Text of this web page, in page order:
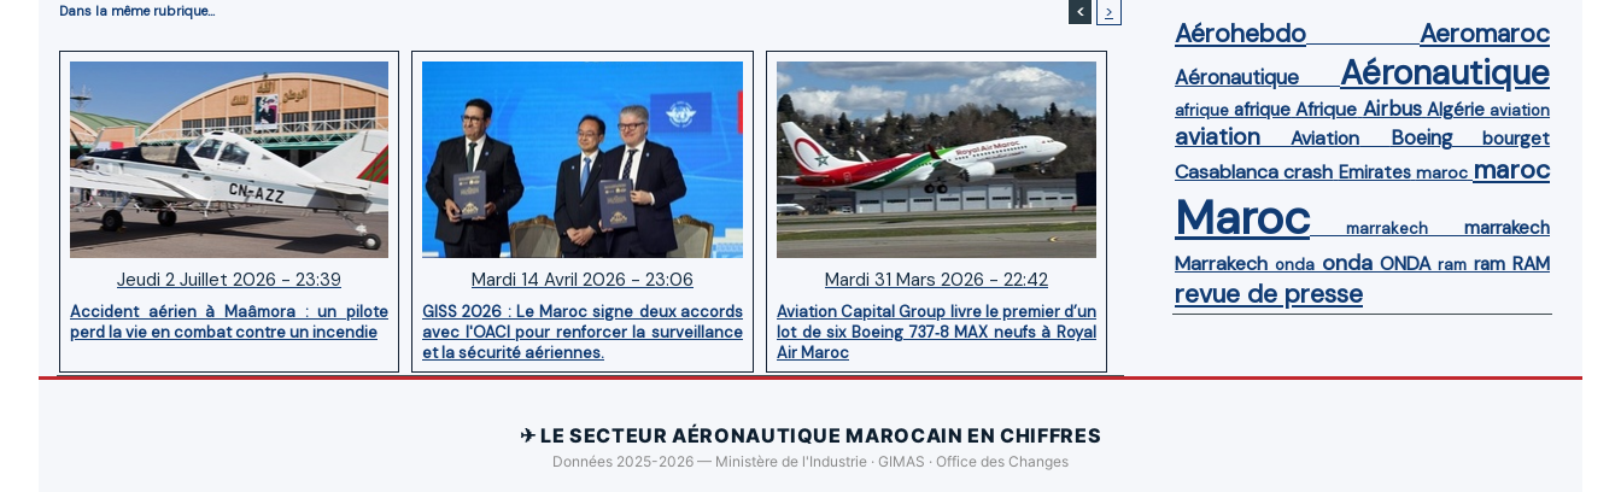
Dans la même rubrique... < >
Jeudi 2 Juillet 2026 - 23:39
Accident aérien à Maâmora : un pilote
perd la vie en combat contre un incendie
Mardi 14 Avril 2026 - 23:06
GISS 2026 : Le Maroc signe deux accords
avec l'OACI pour renforcer la surveillance
et la sécurité aériennes.
Mardi 31 Mars 2026 - 22:42
Aviation Capital Group livre le premier d’un
lot de six Boeing 737‑8 MAX neufs à Royal
Air Maroc
Aérohebdo Aeromaroc
Aéronautique Aéronautique
afrique afrique Afrique Airbus Algérie aviation
aviation Aviation Boeing bourget
Casablanca crash Emirates maroc maroc
Maroc marrakech marrakech
Marrakech onda onda ONDA ram ram RAM
revue de presse
✈ LE SECTEUR AÉRONAUTIQUE MAROCAIN EN CHIFFRES
Données 2025-2026 — Ministère de l'Industrie · GIMAS · Office des Changes